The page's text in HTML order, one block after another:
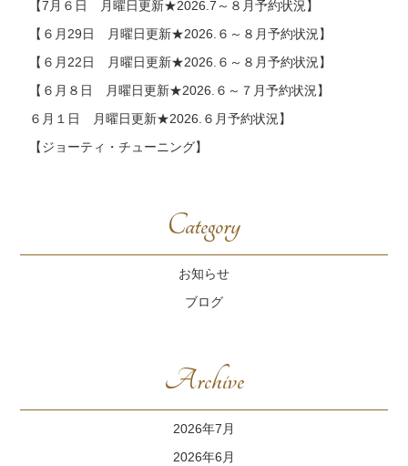
【7月６日 月曜日更新★2026.7～８月予約状況】
【６月29日 月曜日更新★2026.６～８月予約状況】
【６月22日 月曜日更新★2026.６～８月予約状況】
【６月８日 月曜日更新★2026.６～７月予約状況】
６月１日 月曜日更新★2026.６月予約状況】
【ジョーティ・チューニング】
Category
お知らせ
ブログ
Archive
2026年7月
2026年6月